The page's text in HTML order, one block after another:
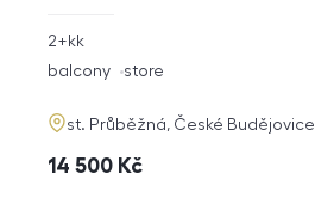
rozměry
2+kk
funkce
balcony store
adresa
st. Průběžná, České Budějovice
cena
14 500 Kč